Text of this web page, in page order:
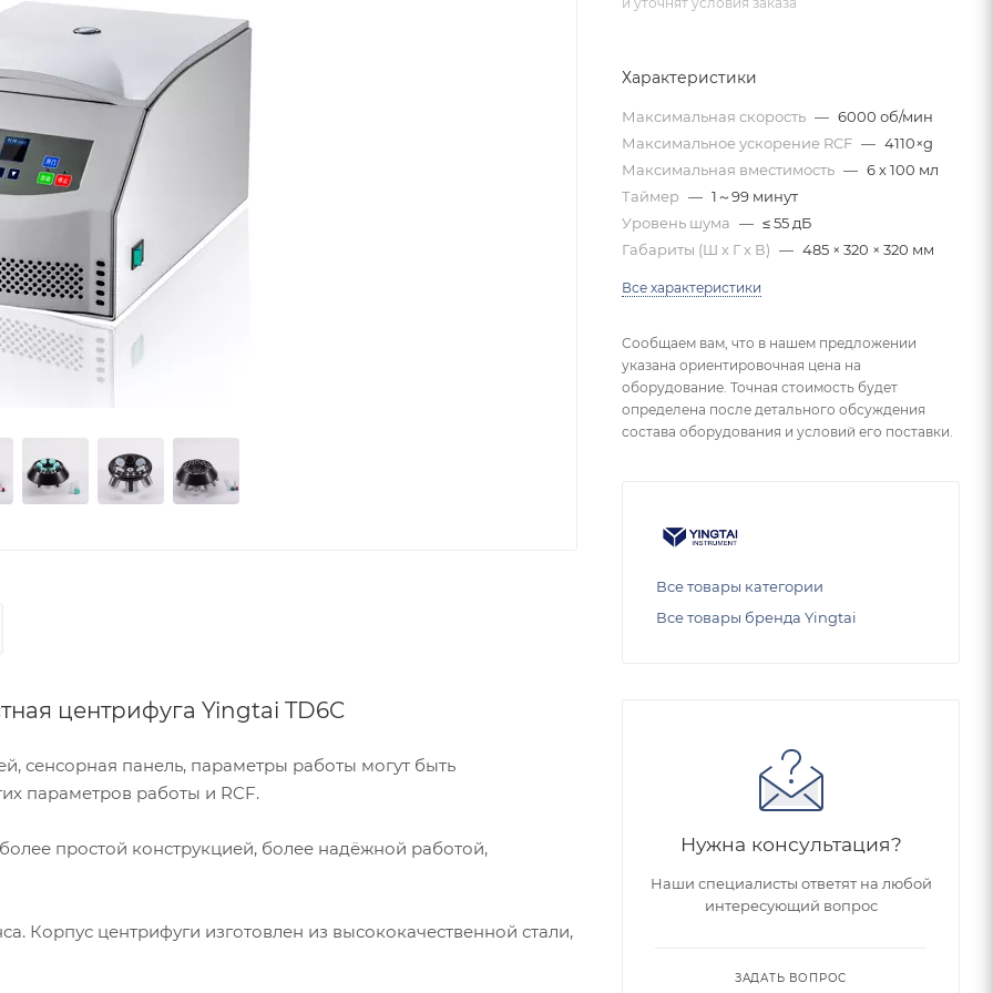
центрифуга Yingtai TD6C
сенсорная панель, параметры работы могут быть
параметров работы и RCF.
простой конструкцией, более надёжной работой,
Корпус центрифуги изготовлен из высококачественной стали,
Характеристики
Максимальная скорость — 6000 об/мин
Максимальное ускорение RCF — 4110×g
Максимальная вместимость — 6 х 100 мл
Таймер — 1～99 минут
Уровень шума — ≤ 55 дБ
Габариты (Ш х Г х В) — 485 × 320 × 320 мм
Все характеристики
Сообщаем вам, что в нашем предложении
указана ориентировочная цена на
оборудование. Точная стоимость будет
определена после детального обсуждения
состава оборудования и условий его поставки.
Все товары категории
Все товары бренда Yingtai
Нужна консультация?
Наши специалисты ответят на любой
интересующий вопрос
ЗАДАТЬ ВОПРОС